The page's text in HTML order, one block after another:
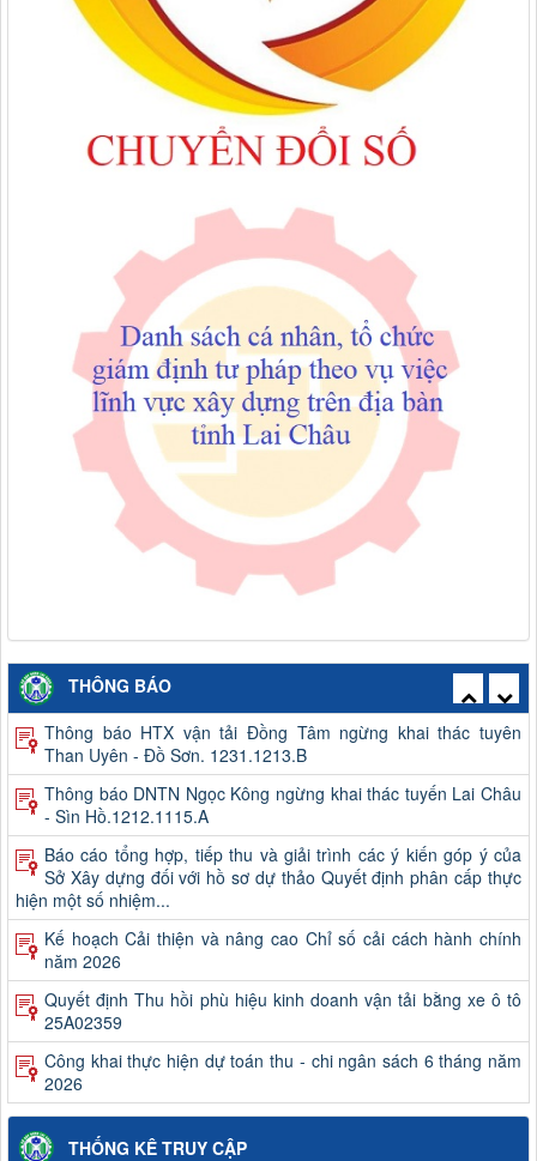
THÔNG BÁO
năm 2026
Thông báo HTX vận tải Đồng Tâm ngừng khai thác tuyên
Than Uyên - Đồ Sơn. 1231.1213.B
Thông báo DNTN Ngọc Kông ngừng khai thác tuyến Lai Châu
- Sìn Hồ.1212.1115.A
Báo cáo tổng hợp, tiếp thu và giải trình các ý kiến góp ý của
Sở Xây dựng đối với hồ sơ dự thảo Quyết định phân cấp thực
hiện một số nhiệm...
Kế hoạch Cải thiện và nâng cao Chỉ số cải cách hành chính
năm 2026
Quyết định Thu hồi phù hiệu kinh doanh vận tải bằng xe ô tô
25A02359
Công khai thực hiện dự toán thu - chi ngân sách 6 tháng năm
2026
Quyết định kết quả kỳ xét thăng hạng và danh sách viên chức
trúng tuyển kỳ xét thăng hạng chức danh nghề nghiệp viên
chức của Ban QLDA và...
THỐNG KÊ TRUY CẬP